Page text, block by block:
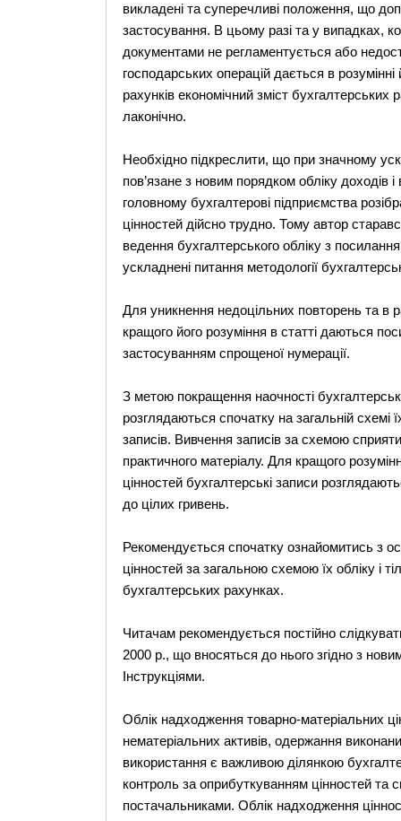
викладені та суперечливі положення, що
застосування. В цьому разі та у випадках,
документами не регламентується або
господарських операцій дається в
рахунків економічний зміст
лаконічно.
Необхідно підкреслити, що при значному
пов’язане з новим порядком обліку доходів
головному бухгалтерові підприємства
цінностей дійсно трудно. Тому автор
ведення бухгалтерського обліку з
ускладнені питання методології
Для уникнення недоцільних повторень та в
кращого його розуміння в статті даються
застосуванням спрощеної нумерації.
З метою покращення наочності
розглядаються спочатку на загальній схемі
записів. Вивчення записів за схемою
практичного матеріалу. Для кращого
цінностей бухгалтерські записи
до цілих гривень.
Рекомендується спочатку ознайомитись з
цінностей за загальною схемою їх обліку і
бухгалтерських рахунках.
Читачам рекомендується постійно
2000 р., що вносяться до нього згідно з
Інструкціями.
Облік надходження товарно-матеріальних
нематеріальних активів, одержання
використання є важливою ділянкою
контроль за оприбуткуванням цінностей та
постачальниками. Облік надходження